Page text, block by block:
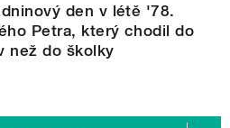
den v létě '78.
Petra, který chodil do
než do školky